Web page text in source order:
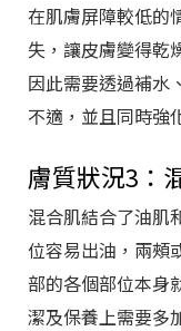
在肌膚屏障較低的
失，讓皮膚變得乾
因此需要透過補水
不適，並且同時強
膚質狀況3：
混合肌結合了油肌
位容易出油，兩頰
部的各個部位本身
潔及保養上需要多